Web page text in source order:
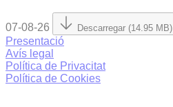
07-08-26 Descarregar (14.95 MB)
Presentació
Avís legal
Política de Privacitat
Política de Cookies